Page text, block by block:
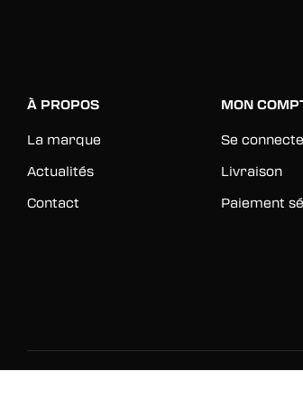
À PROPOS
La marque
Actualités
Contact
MON
Se
Livraison
Paiement